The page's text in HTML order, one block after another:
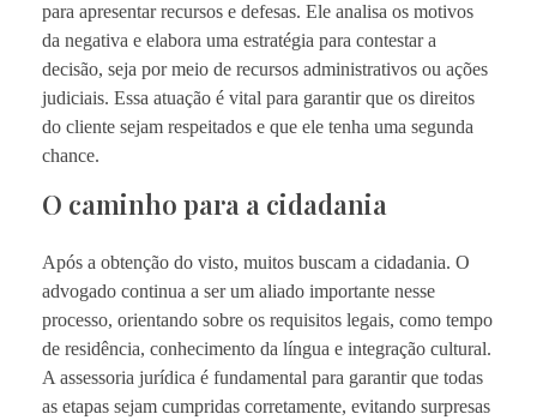
para apresentar recursos e defesas. Ele analisa os motivos
da negativa e elabora uma estratégia para contestar a
decisão, seja por meio de recursos administrativos ou ações
judiciais. Essa atuação é vital para garantir que os direitos
do cliente sejam respeitados e que ele tenha uma segunda
chance.
O caminho para a cidadania
Após a obtenção do visto, muitos buscam a cidadania. O
advogado continua a ser um aliado importante nesse
processo, orientando sobre os requisitos legais, como tempo
de residência, conhecimento da língua e integração cultural.
A assessoria jurídica é fundamental para garantir que todas
as etapas sejam cumpridas corretamente, evitando surpresas